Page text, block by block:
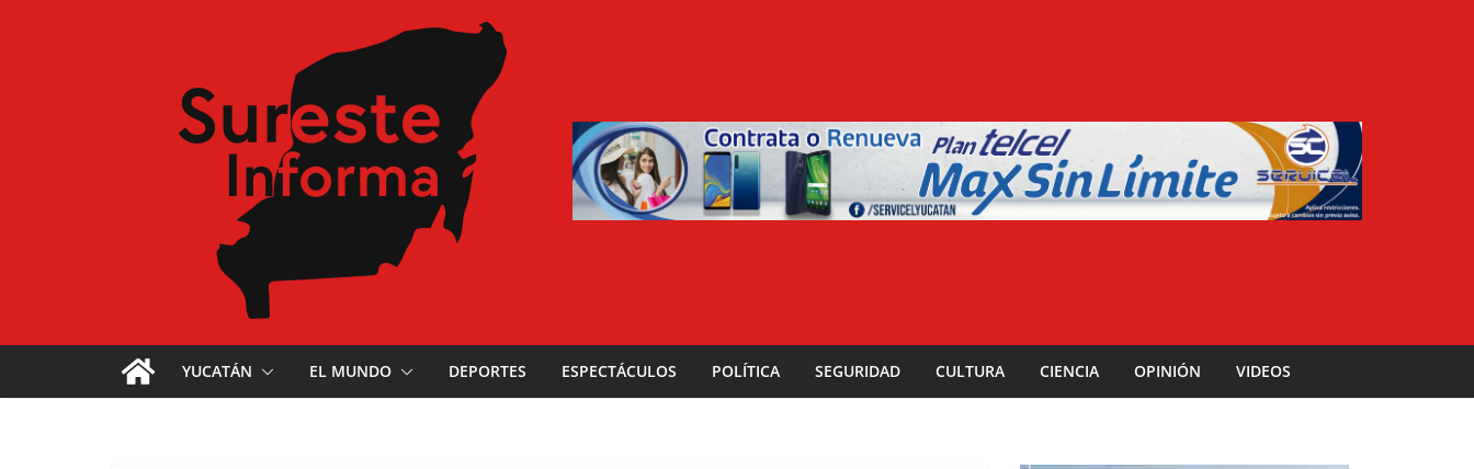
YUCATÁN EL MUNDO DEPORTES ESPECTÁCULOS POLÍTICA SEGURIDAD CULTURA CIENCIA OPINIÓN VIDEOS